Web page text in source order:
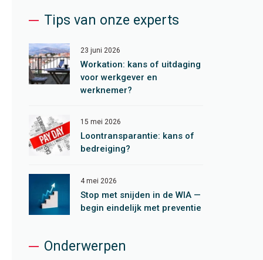
Tips van onze experts
23 juni 2026
Workation: kans of uitdaging
voor werkgever en
werknemer?
15 mei 2026
Loontransparantie: kans of
bedreiging?
4 mei 2026
Stop met snijden in de WIA —
begin eindelijk met preventie
Onderwerpen